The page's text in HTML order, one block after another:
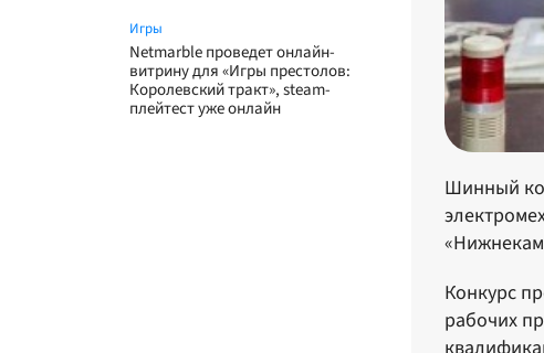
Игры
Netmarble проведет онлайн-
витрину для «Игры престолов:
Королевский тракт», steam-
плейтест уже онлайн
Шинный
Конкурс
рабочих